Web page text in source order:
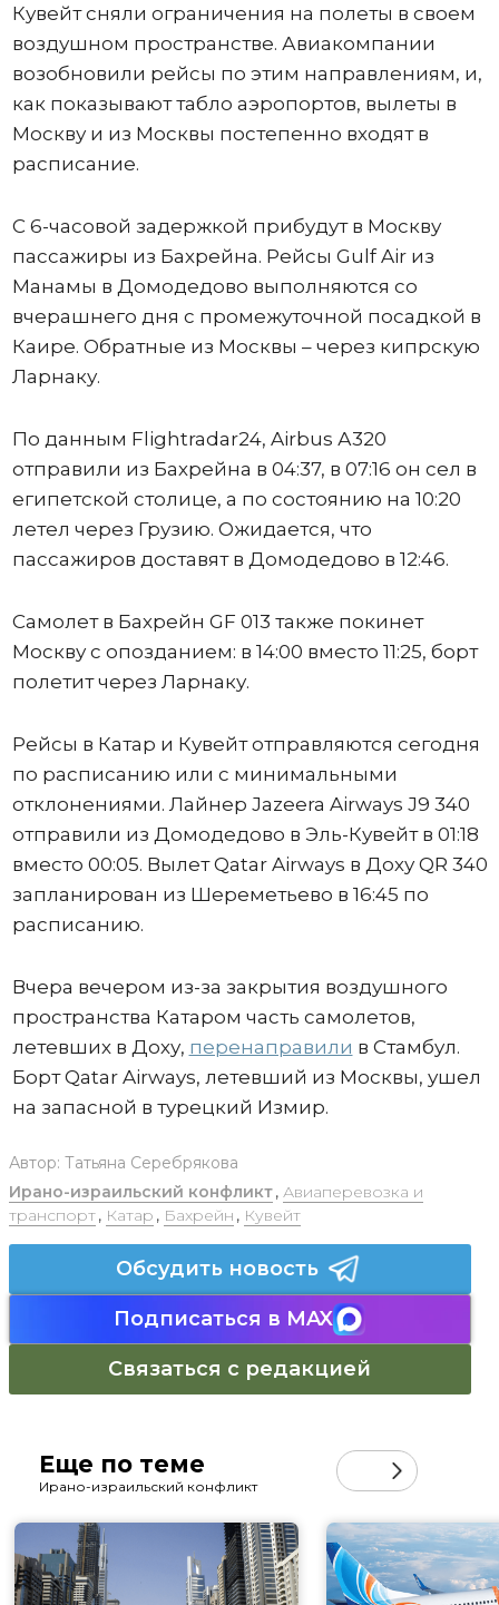
Кувейт сняли ограничения на полеты в своем
воздушном пространстве. Авиакомпании
возобновили рейсы по этим направлениям, и,
как показывают табло аэропортов, вылеты в
Москву и из Москвы постепенно входят в
расписание.
С 6-часовой задержкой прибудут в Москву
пассажиры из Бахрейна. Рейсы Gulf Air из
Манамы в Домодедово выполняются со
вчерашнего дня с промежуточной посадкой в
Каире. Обратные из Москвы – через кипрскую
Ларнаку.
По данным Flightradar24, Airbus А320
отправили из Бахрейна в 04:37, в 07:16 он сел в
египетской столице, а по состоянию на 10:20
летел через Грузию. Ожидается, что
пассажиров доставят в Домодедово в 12:46.
Самолет в Бахрейн GF 013 также покинет
Москву с опозданием: в 14:00 вместо 11:25, борт
полетит через Ларнаку.
Рейсы в Катар и Кувейт отправляются сегодня
по расписанию или с минимальными
отклонениями. Лайнер Jazeera Airways J9 340
отправили из Домодедово в Эль-Кувейт в 01:18
вместо 00:05. Вылет Qatar Airways в Доху QR 340
запланирован из Шереметьево в 16:45 по
расписанию.
Вчера вечером из-за закрытия воздушного
пространства Катаром часть самолетов,
летевших в Доху, перенаправили в Стамбул.
Борт Qatar Airways, летевший из Москвы, ушел
на запасной в турецкий Измир.
Автор: Татьяна Серебрякова
Ирано-израильский конфликт, Авиаперевозка и
транспорт, Катар , Бахрейн , Кувейт
Обсудить новость
Подписаться в MAX
Связаться с редакцией
Еще по теме
Ирано-израильский конфликт